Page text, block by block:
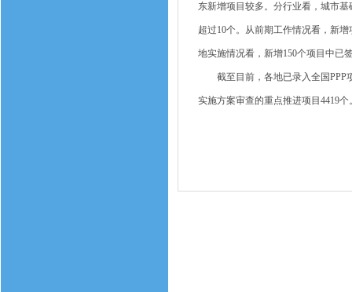
东新增项目较多。分行业看，城市
超过10个。从前期工作情况看，新
地实施情况看，新增150个项目中已
截至目前，各地已录入全国PPP项
实施方案审查的重点推进项目4419个